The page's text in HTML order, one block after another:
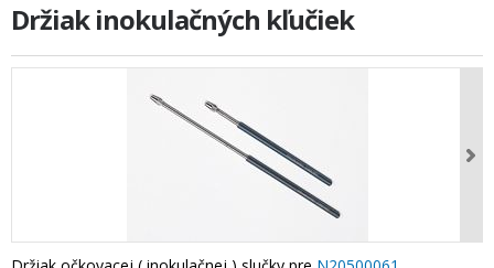
Držiak inokulačných kľučiek